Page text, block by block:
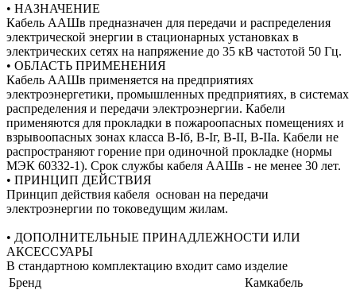
• НАЗНАЧЕНИЕ
Кабель ААШв предназначен для передачи и распределения
электрической энергии в стационарных установках в
электрических сетях на напряжение до 35 кВ частотой 50 Гц.
• ОБЛАСТЬ ПРИМЕНЕНИЯ
Кабель ААШв применяется на предприятиях
электроэнергетики, промышленных предприятиях, в системах
распределения и передачи электроэнергии. Кабели
применяются для прокладки в пожароопасных помещениях и
взрывоопасных зонах класса В-Iб, В-Iг, В-II, В-IIа. Кабели не
распространяют горение при одиночной прокладке (нормы
МЭК 60332-1). Срок службы кабеля ААШв - не менее 30 лет.
• ПРИНЦИП ДЕЙСТВИЯ
Принцип действия кабеля основан на передачи
электроэнергии по токоведущим жилам.
• ДОПОЛНИТЕЛЬНЫЕ ПРИНАДЛЕЖНОСТИ ИЛИ
АКСЕССУАРЫ
В стандартною комплектацию входит само изделие
Бренд
Камкабель